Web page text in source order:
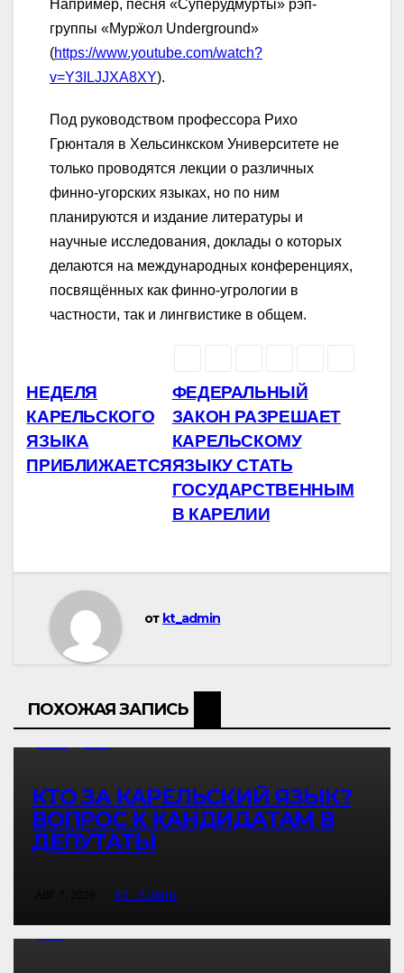
Например, песня «Суперудмурты» рэп-
группы «Мурӝол Underground»
(https://www.youtube.com/watch?
v=Y3ILJJXA8XY).
Под руководством профессора Рихо
Грюнталя в Хельсинкском Университете не
только проводятся лекции о различных
финно-угорских языках, но по ним
планируются и издание литературы и
научные исследования, доклады о которых
делаются на международных конференциях,
посвящённых как финно-угрологии в
частности, так и лингвистике в общем.
Навигация
по
записям
ФЕДЕРАЛЬНЫЙ
ЗАКОН РАЗРЕШАЕТ
КАРЕЛЬСКОМУ
ЯЗЫКУ СТАТЬ
ГОСУДАРСТВЕННЫМ
В КАРЕЛИИ
НЕДЕЛЯ
КАРЕЛЬСКОГО
ЯЗЫКА
ПРИБЛИЖАЕТСЯ
от kt_admin
ПОХОЖАЯ ЗАПИСЬ
КТО ЗА КАРЕЛЬСКИЙ ЯЗЫК?
ВОПРОС К КАНДИДАТАМ В
ДЕПУТАТЫ
KT_ADMIN